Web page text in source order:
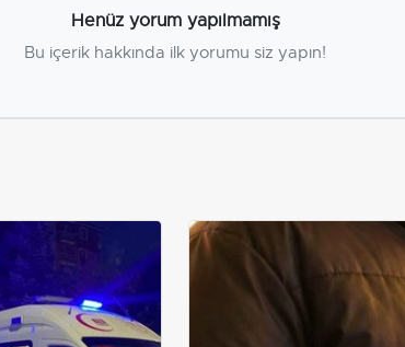
Henüz yorum yapılmamış
Bu içerik hakkında ilk yorumu siz yapın!